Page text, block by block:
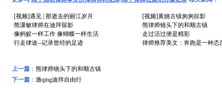
·[视频]遇见 | 那逝去的丽江岁月 ·[视频]黄姚古镇匆匆掠影
·熊潇敏律师在迪拜留影 ·熊律师镜头下的和顺古镇
·像蚂蚁一样工作 像蝴蝶一样生活 ·走过活过便是精彩
·行走律途--记录曾经的足迹 ·律师推荐美文：奔跑是一种态
上一篇： 熊律师镜头下的和顺古镇
下一篇： 激qing迪拜自由行